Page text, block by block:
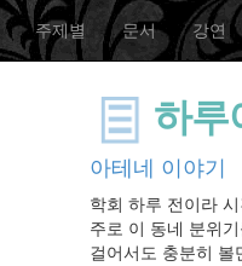
주제별 문서 강연
하루
아테네 이야기
학회 하루 전이라
주로 이 동네 분위
걸어서도 충분히 볼